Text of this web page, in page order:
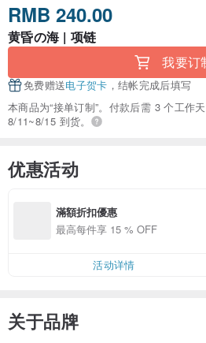
RMB 240.00
黄昏の海 | 项链
我要订
免费赠送电子贺卡 ，结帐完成后填写
本商品为“接单订制”。付款后需 3 个工作
8/11~8/15 到货。
优惠活动
滿額折扣優惠
最高每件享 15 % OFF
活动详情
关于品牌